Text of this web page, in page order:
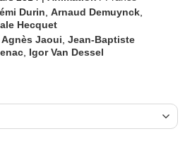
Durin,Arnaud Demuynck,
Hecquet
Agnès Jaoui,Jean-Baptiste
, Igor Van Dessel